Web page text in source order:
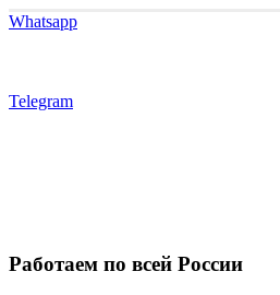
Whatsapp
Telegram
Работаем по всей России